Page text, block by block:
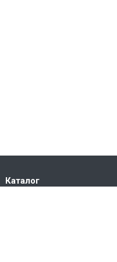
Каталог